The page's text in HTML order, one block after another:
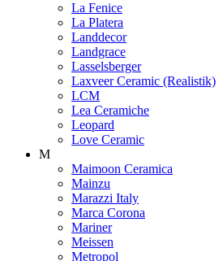
La Fenice
La Platera
Landdecor
Landgrace
Lasselsberger
Laxveer Ceramic (Realistik)
LCM
Lea Ceramiche
Leopard
Love Ceramic
M
Maimoon Ceramica
Mainzu
Marazzi Italy
Marca Corona
Mariner
Meissen
Metropol